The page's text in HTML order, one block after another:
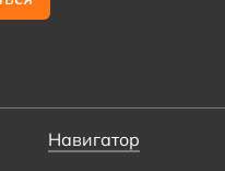
Навигатор